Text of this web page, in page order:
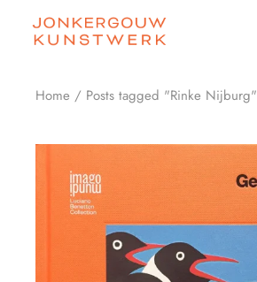
content
Home Posts tagged "Rinke Nijburg"